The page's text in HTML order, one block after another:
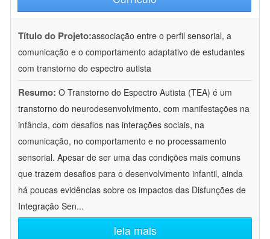
Título do Projeto:associação entre o perfil sensorial, a
comunicação e o comportamento adaptativo de estudantes
com transtorno do espectro autista
Resumo: O Transtorno do Espectro Autista (TEA) é um
transtorno do neurodesenvolvimento, com manifestações na
infância, com desafios nas interações sociais, na
comunicação, no comportamento e no processamento
sensorial. Apesar de ser uma das condições mais comuns
que trazem desafios para o desenvolvimento infantil, ainda
há poucas evidências sobre os impactos das Disfunções de
Integração Sen...
leia mais